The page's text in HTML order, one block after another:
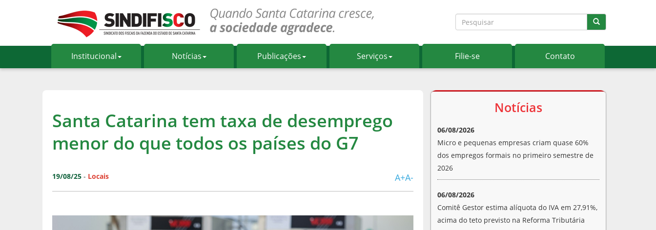
Institucional Notícias Publicações Serviços Filie-se Contato
Santa Catarina tem taxa de desemprego
menor do que todos os países do G7
19/08/25 - Locais A+A-
Notícias
06/08/2026
Micro e pequenas empresas criam quase 60%
dos empregos formais no primeiro semestre de
2026
06/08/2026
Comitê Gestor estima alíquota do IVA em 27,91%,
acima do teto previsto na Reforma Tributária